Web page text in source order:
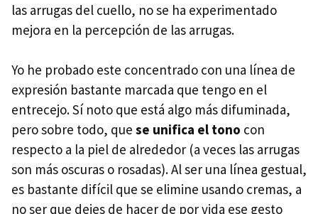
las arrugas del cuello, no se ha experimentado
mejora en la percepción de las arrugas.
Yo he probado este concentrado con una línea de
expresión bastante marcada que tengo en el
entrecejo. Sí noto que está algo más difuminada,
pero sobre todo, que se unifica el tono con
respecto a la piel de alrededor (a veces las arrugas
son más oscuras o rosadas). Al ser una línea gestual,
es bastante difícil que se elimine usando cremas, a
no ser que dejes de hacer de por vida ese gesto